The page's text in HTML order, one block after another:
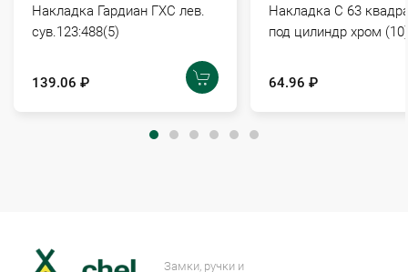
Накладка Гардиан ГХС лев.
сув.123:488(5)
139.06 ₽
Накладка С 63
под цилиндр хром (10)
64.96 ₽
Замки, ручки и